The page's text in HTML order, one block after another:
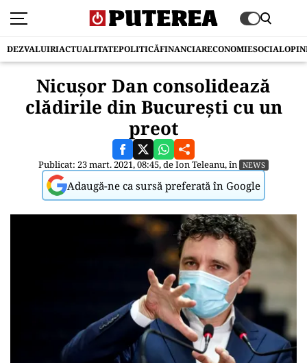
DEZVALUIRIACTUALITATEPOLITICĂFINANCIARECONOMIESOCIAL
Nicușor Dan consolidează
clădirile din București cu un
preot
Publicat: 23 mart. 2021, 08:45, deIon Teleanu, în NEWS
Adaugă-ne ca sursă preferată în Google